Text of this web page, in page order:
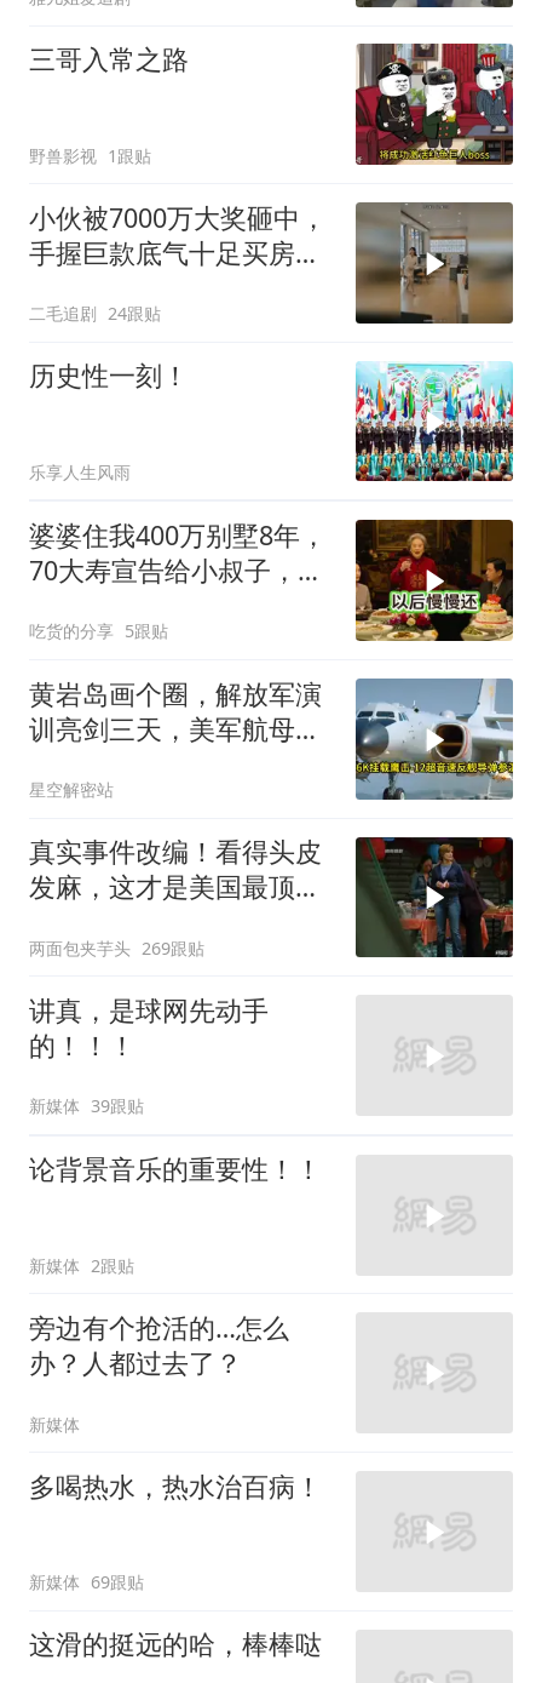
三哥入常之路
野兽影视 1跟贴
小伙被7000万大奖砸中，
手握巨款底气十足买房不
二毛追剧 24跟贴
历史性一刻！
乐享人生风雨
婆婆住我400万别墅8年，
70大寿宣告给小叔子，
吃货的分享 5跟贴
黄岩岛画个圈，解放军演
训亮剑三天，美军航母从
星空解密站
真实事件改编！看得头皮
发麻，这才是美国最顶级
两面包夹芋头 269跟贴
讲真，是球网先动手
的！！！
新媒体 39跟贴
论背景音乐的重要性！！
新媒体 2跟贴
旁边有个抢活的…怎么
办？人都过去了？
新媒体
多喝热水，热水治百病！
新媒体 69跟贴
这滑的挺远的哈，棒棒哒